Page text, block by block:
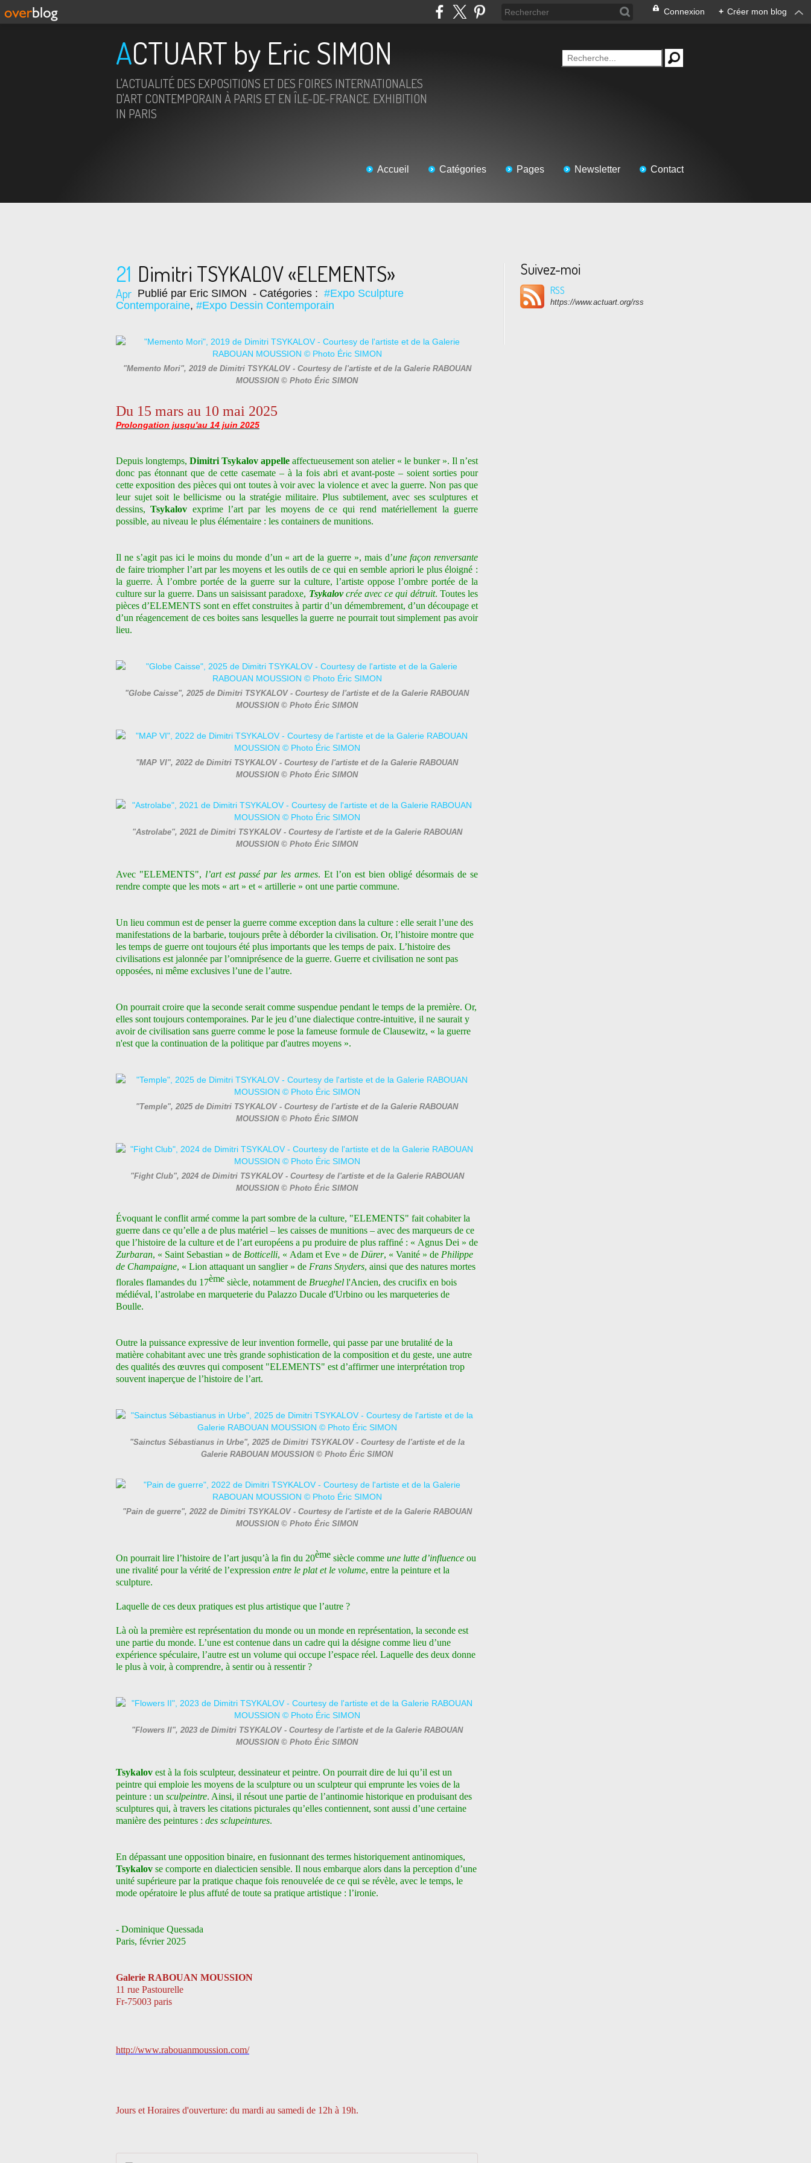
Connexion + Créer mon blog
ACTUART by Eric SIMON
L'ACTUALITÉ DES EXPOSITIONS ET DES FOIRES INTERNATIONALES
D'ART CONTEMPORAIN À PARIS ET EN ÎLE-DE-FRANCE. EXHIBITION
IN PARIS
Accueil Catégories Pages Newsletter Contact
21
Apr
Dimitri TSYKALOV «ELEMENTS»
Publié par Eric SIMON - Catégories : #Expo Sculpture
Contemporaine, #Expo Dessin Contemporain
"Memento Mori", 2019 de Dimitri TSYKALOV - Courtesy de l'artiste et de la Galerie RABOUAN
MOUSSION © Photo Éric SIMON
Du 15 mars au 10 mai 2025
Prolongation jusqu'au 14 juin 2025
Depuis longtemps, Dimitri Tsykalov appelle affectueusement son atelier « le bunker ». Il n’est
donc pas étonnant que de cette casemate – à la fois abri et avant-poste – soient sorties pour
cette exposition des pièces qui ont toutes à voir avec la violence et avec la guerre. Non pas que
leur sujet soit le bellicisme ou la stratégie militaire. Plus subtilement, avec ses sculptures et
dessins,Tsykalov exprime l’art par les moyens de ce qui rend matériellement la guerre
possible, au niveau le plus élémentaire : les containers de munitions.
Il ne s’agit pas ici le moins du monde d’un « art de la guerre », mais d’une façon renversante
de faire triompher l’art par les moyens et les outils de ce qui en semble apriori le plus éloigné :
la guerre. À l’ombre portée de la guerre sur la culture, l’artiste oppose l’ombre portée de la
culture sur la guerre. Dans un saisissant paradoxe, Tsykalovcrée avec ce qui détruit. Toutes les
pièces d’ELEMENTS sont en effet construites à partir d’un démembrement, d’un découpage et
d’un réagencement de ces boites sans lesquelles la guerre ne pourrait tout simplement pas avoir
lieu.
"Globe Caisse", 2025 de Dimitri TSYKALOV - Courtesy de l'artiste et de la Galerie RABOUAN
MOUSSION © Photo Éric SIMON
"MAP VI", 2022 de Dimitri TSYKALOV - Courtesy de l'artiste et de la Galerie RABOUAN
MOUSSION © Photo Éric SIMON
"Astrolabe", 2021 de Dimitri TSYKALOV - Courtesy de l'artiste et de la Galerie RABOUAN
MOUSSION © Photo Éric SIMON
Avec "ELEMENTS", l’art est passé par les armes. Et l’on est bien obligé désormais de se
rendre compte que les mots « art » et « artillerie » ont une partie commune.
Un lieu commun est de penser la guerre comme exception dans la culture : elle serait l’une des
manifestations de la barbarie, toujours prête à déborder la civilisation. Or, l’histoire montre que
les temps de guerre ont toujours été plus importants que les temps de paix. L’histoire des
civilisations est jalonnée par l’omniprésence de la guerre. Guerre et civilisation ne sont pas
opposées, ni même exclusives l’une de l’autre.
On pourrait croire que la seconde serait comme suspendue pendant le temps de la première. Or,
elles sont toujours contemporaines. Par le jeu d’une dialectique contre-intuitive, il ne saurait y
avoir de civilisation sans guerre comme le pose la fameuse formule de Clausewitz, « la guerre
n'est que la continuation de la politique par d'autres moyens ».
"Temple", 2025 de Dimitri TSYKALOV - Courtesy de l'artiste et de la Galerie RABOUAN
MOUSSION © Photo Éric SIMON
"Fight Club", 2024 de Dimitri TSYKALOV - Courtesy de l'artiste et de la Galerie RABOUAN
MOUSSION © Photo Éric SIMON
Évoquant le conflit armé comme la part sombre de la culture, "ELEMENTS" fait cohabiter la
guerre dans ce qu’elle a de plus matériel – les caisses de munitions – avec des marqueurs de ce
que l’histoire de la culture et de l’art européens a pu produire de plus raffiné : « Agnus Dei » de
Zurbaran, « Saint Sebastian » de Botticelli, « Adam et Eve » de Dürer, « Vanité » de Philippe
de Champaigne, « Lion attaquant un sanglier » de Frans Snyders, ainsi que des natures mortes
florales flamandes du 17ème siècle, notamment de Brueghel l'Ancien, des crucifix en bois
médiéval, l’astrolabe en marqueterie du Palazzo Ducale d'Urbino ou les marqueteries de
Boulle.
Outre la puissance expressive de leur invention formelle, qui passe par une brutalité de la
matière cohabitant avec une très grande sophistication de la composition et du geste, une autre
des qualités des œuvres qui composent "ELEMENTS" est d’affirmer une interprétation trop
souvent inaperçue de l’histoire de l’art.
"Sainctus Sébastianus in Urbe", 2025 de Dimitri TSYKALOV - Courtesy de l'artiste et de la
Galerie RABOUAN MOUSSION © Photo Éric SIMON
"Pain de guerre", 2022 de Dimitri TSYKALOV - Courtesy de l'artiste et de la Galerie RABOUAN
MOUSSION © Photo Éric SIMON
On pourrait lire l’histoire de l’art jusqu’à la fin du 20ème siècle comme une lutte d’influence ou
une rivalité pour la vérité de l’expression entre le plat et le volume, entre la peinture et la
sculpture.
Laquelle de ces deux pratiques est plus artistique que l’autre ?
Là où la première est représentation du monde ou un monde en représentation, la seconde est
une partie du monde. L’une est contenue dans un cadre qui la désigne comme lieu d’une
expérience spéculaire, l’autre est un volume qui occupe l’espace réel. Laquelle des deux donne
le plus à voir, à comprendre, à sentir ou à ressentir ?
"Flowers II", 2023 de Dimitri TSYKALOV - Courtesy de l'artiste et de la Galerie RABOUAN
MOUSSION © Photo Éric SIMON
Tsykalov est à la fois sculpteur, dessinateur et peintre. On pourrait dire de lui qu’il est un
peintre qui emploie les moyens de la sculpture ou un sculpteur qui emprunte les voies de la
peinture : un sculpeintre. Ainsi, il résout une partie de l’antinomie historique en produisant des
sculptures qui, à travers les citations picturales qu’elles contiennent, sont aussi d’une certaine
manière des peintures : des sclupeintures.
En dépassant une opposition binaire, en fusionnant des termes historiquement antinomiques,
Tsykalov se comporte en dialecticien sensible. Il nous embarque alors dans la perception d’une
unité supérieure par la pratique chaque fois renouvelée de ce qui se révèle, avec le temps, le
mode opératoire le plus affuté de toute sa pratique artistique : l’ironie.
- Dominique Quessada
Paris, février 2025
Galerie RABOUAN MOUSSION
11 rue Pastourelle
Fr-75003 paris
http://www.rabouanmoussion.com/
Jours et Horaires d'ouverture: du mardi au samedi de 12h à 19h.
Suivez-moi
RSS
https://www.actuart.org/rss